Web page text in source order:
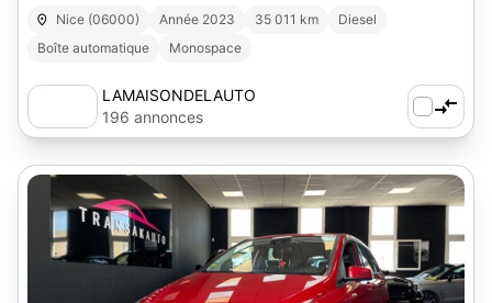
Nice (06000) Année 2023 35 011 km
Diesel
Boîte automatique
Monospace
LAMAISONDELAUTO
196 annonces